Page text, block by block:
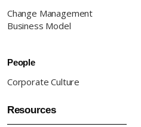
Resources
Change Management
Business Model
People
Corporate Culture